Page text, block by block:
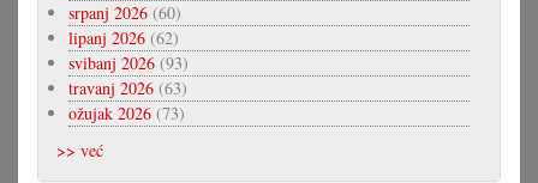
srpanj 2026 (60)
lipanj 2026 (62)
svibanj 2026 (93)
travanj 2026 (63)
ožujak 2026 (73)
>> već